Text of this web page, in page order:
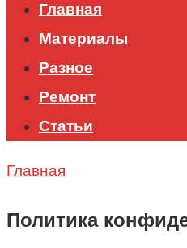
Главная
Материалы
Разное
Ремонт
Статьи
Главная
Политика